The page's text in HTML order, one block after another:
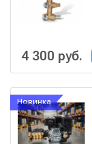
4 300 руб.
Новинка